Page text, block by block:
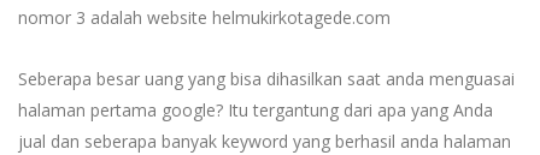
nomor 3 adalah website helmukirkotagede.com
Seberapa besar uang yang bisa dihasilkan saat anda menguasai
halaman pertama google? Itu tergantung dari apa yang Anda
jual dan seberapa banyak keyword yang berhasil anda halaman